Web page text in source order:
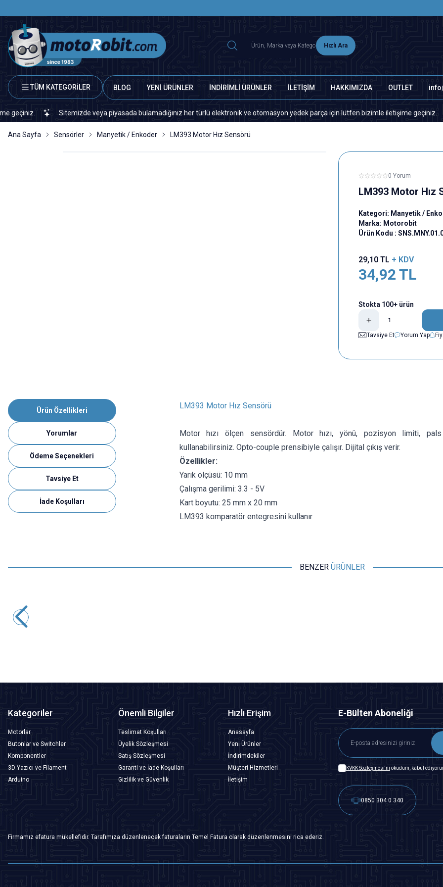
Hızlı Ara
TÜM KATEGORİLER BLOG YENİ ÜRÜNLER İNDİRİMLİ ÜRÜNLER İLETİŞİM HAKKIMIZDA OUTLET
Sitemizde veya piyasada bulamadığınız her türlü elektronik ve otomasyon yedek parça için lütfen bizimle iletişime geçiniz.
Ana Sayfa Sensörler Manyetik / Enkoder LM393 Motor Hız Sensörü
0 Yorum
LM393 Motor Hız
Kategori: Manyetik /
Marka: Motorobit
Ürün Kodu :
29,10TL + KDV
34,92 TL
Stokta 100+ ürün
Tavsiye Et
Yorum Yap
Ürün Özellikleri
Yorumlar
Ödeme Seçenekleri
Tavsiye Et
İade Koşulları
LM393 Motor Hız Sensörü
Motor hızı ölçen sensördür. Motor hızı, yönü, pozisyon limiti, pals
kullanabilirsiniz. Opto-couple prensibiyle çalışır. Dijital çıkış verir.
Özellikler:
Yarık ölçüsü: 10 mm
Çalışma gerilimi: 3.3 - 5V
Kart boyutu: 25 mm x 20 mm
LM393 komparatör entegresini kullanır
BENZER ÜRÜNLER
Kategoriler
Motorlar
Butonlar ve Switchler
Komponentler
3D Yazıcı ve Filament
Arduino
Önemli Bilgiler
Teslimat Koşulları
Üyelik Sözleşmesi
Satış Sözleşmesi
Garanti ve İade Koşulları
Gizlilik ve Güvenlik
Hızlı Erişim
Anasayfa
Yeni Ürünler
İndirimdekiler
Müşteri Hizmetleri
İletişim
E-Bülten Aboneliği
KVKK Sözleşmesi'ni okudum, kabul
0850 304 0 340
Firmamız efatura mükellefidir. Tarafımıza düzenlenecek faturaların Temel Fatura olarak düzenlenmesini rica ederiz.